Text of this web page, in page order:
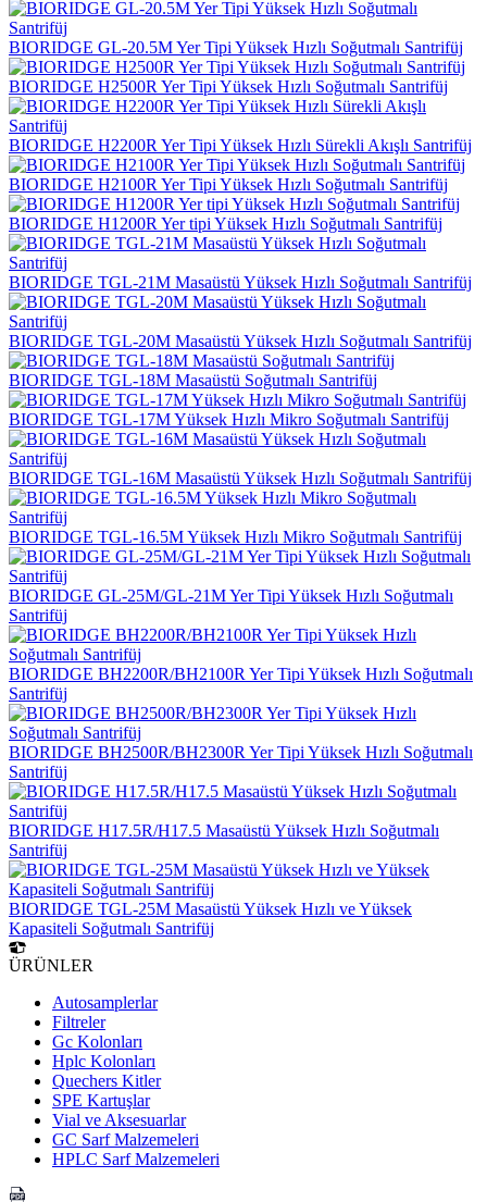
BIORIDGE GL-20.5M Yer Tipi Yüksek Hızlı Soğutmalı Santrifüj
BIORIDGE H2500R Yer Tipi Yüksek Hızlı Soğutmalı Santrifüj
BIORIDGE H2200R Yer Tipi Yüksek Hızlı Sürekli Akışlı Santrifüj
BIORIDGE H2100R Yer Tipi Yüksek Hızlı Soğutmalı Santrifüj
BIORIDGE H1200R Yer tipi Yüksek Hızlı Soğutmalı Santrifüj
BIORIDGE TGL-21M Masaüstü Yüksek Hızlı Soğutmalı Santrifüj
BIORIDGE TGL-20M Masaüstü Yüksek Hızlı Soğutmalı Santrifüj
BIORIDGE TGL-18M Masaüstü Soğutmalı Santrifüj
BIORIDGE TGL-17M Yüksek Hızlı Mikro Soğutmalı Santrifüj
BIORIDGE TGL-16M Masaüstü Yüksek Hızlı Soğutmalı Santrifüj
BIORIDGE TGL-16.5M Yüksek Hızlı Mikro Soğutmalı Santrifüj
BIORIDGE GL-25M/GL-21M Yer Tipi Yüksek Hızlı Soğutmalı
Santrifüj
BIORIDGE BH2200R/BH2100R Yer Tipi Yüksek Hızlı Soğutmalı
Santrifüj
BIORIDGE BH2500R/BH2300R Yer Tipi Yüksek Hızlı Soğutmalı
Santrifüj
BIORIDGE H17.5R/H17.5 Masaüstü Yüksek Hızlı Soğutmalı
Santrifüj
BIORIDGE TGL-25M Masaüstü Yüksek Hızlı ve Yüksek
Kapasiteli Soğutmalı Santrifüj
ÜRÜNLER
Autosamplerlar
Filtreler
Gc Kolonları
Hplc Kolonları
Quechers Kitler
SPE Kartuşlar
Vial ve Aksesuarlar
GC Sarf Malzemeleri
HPLC Sarf Malzemeleri